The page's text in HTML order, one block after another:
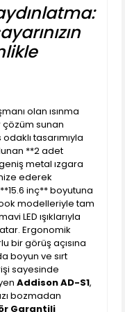
olan ısınma
çözüm sunan
tasarımıyla
**2 adet
metal ızgara
ederek
inç** boyutuna
modelleriyle tam
LED ışıklarıyla
Ergonomik
bir görüş açısına
boyun ve sırt
sayesinde
Addison AD-S1,
bozmadan
Garantili